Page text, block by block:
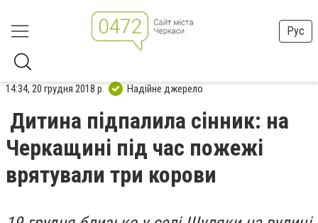
Рус
14:34, 20 грудня 2018 р. Надійне джерело
Дитина підпалила сінник: на
Черкащині під час пожежі
врятували три корови